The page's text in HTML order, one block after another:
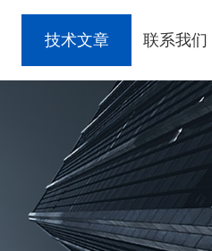
技术文章 联系我们